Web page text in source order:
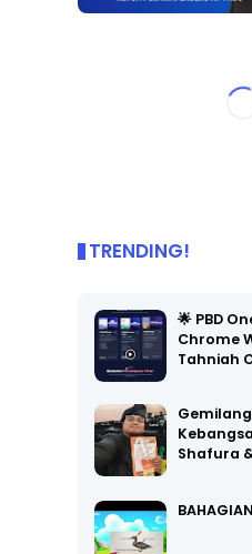
TRENDING!
🌟 PBD
Chrome
Tahniah
Shafura